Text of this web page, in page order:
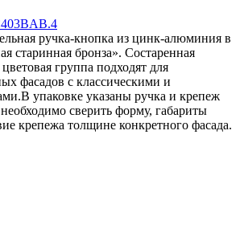
ручка-кнопка из цинк-алюминия в
старинная бронза». Состаренная
группа подходят для
фасадов с классическими и
упаковке указаны ручка и крепеж
сверить форму, габариты
крепежа толщине конкретного фасада.